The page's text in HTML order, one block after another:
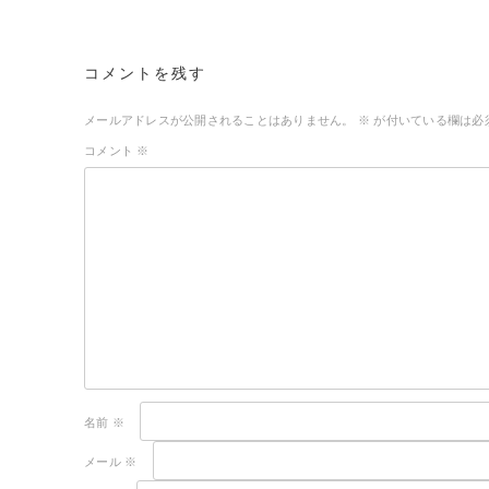
コメントを残す
メールアドレスが公開されることはありません。 ※ が付いている欄は必
コメント ※
名前 ※
メール ※